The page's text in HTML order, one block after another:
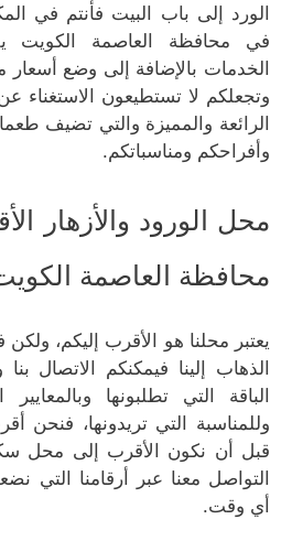
الورد إلى باب البيت فأنتم في
في محافظة العاصمة
الخدمات بالإضافة إلى وضع أسعار
وتجعلكم لا تستطيعون الاستغناء
الرائعة والمميزة والتي تضيف
وأفراحكم ومناسباتكم.
محل الورود والأزهار
محافظة العاصمة
يعتبر محلنا هو الأقرب إليكم،
الذهاب إلينا فيمكنكم الاتصال
الباقة التي تطلبونها
وللمناسبة التي تريدونها، فنحن
قبل أن نكون الأقرب إلى محل
التواصل معنا عبر أرقامنا التي
أي وقت.